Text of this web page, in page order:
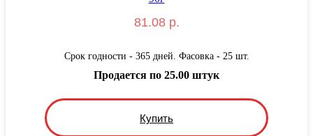
81.08 р.
Срок годности - 365 дней. Фасовка - 25 шт.
Купить
Продается по 25.00 штук